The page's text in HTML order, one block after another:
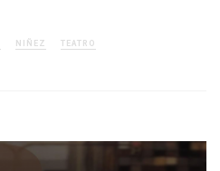
NIÑEZ TEATRO